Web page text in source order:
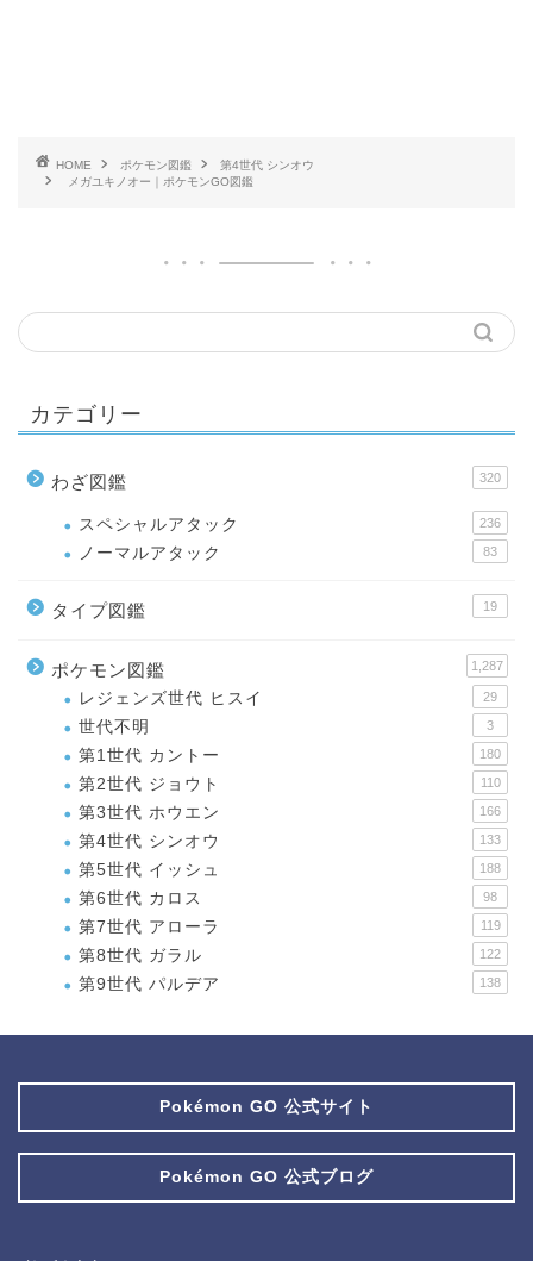
HOME ポケモン図鑑
第4世代 シンオウ
メガユキノオー｜ポケモンGO図鑑
カテゴリー
わざ図鑑 320
スペシャルアタック 236
ノーマルアタック 83
タイプ図鑑 19
ポケモン図鑑 1,287
レジェンズ世代 ヒスイ 29
世代不明 3
第1世代 カントー 180
第2世代 ジョウト 110
第3世代 ホウエン 166
第4世代 シンオウ 133
第5世代 イッシュ 188
第6世代 カロス 98
第7世代 アローラ 119
第8世代 ガラル 122
第9世代 パルデア 138
Pokémon GO 公式サイト
Pokémon GO 公式ブログ